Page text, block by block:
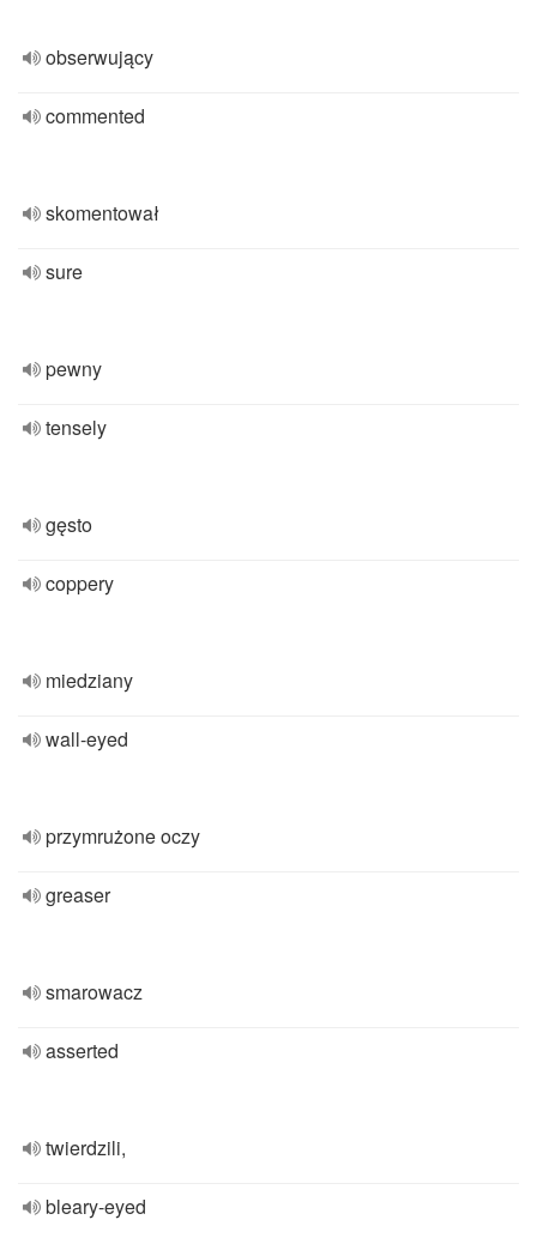
obserwujący
commented
skomentował
sure
pewny
tensely
gęsto
coppery
miedziany
wall-eyed
przymrużone oczy
greaser
smarowacz
asserted
twierdzili,
bleary-eyed